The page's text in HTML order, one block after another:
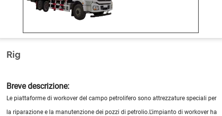
Rig
Breve descrizione:
Le piattaforme di workover del campo petrolifero sono attrezzature speciali per
la riparazione e la manutenzione dei pozzi di petrolio.L'impianto di workover ha